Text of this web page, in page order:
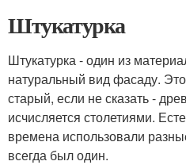
Штукатурка
Штукатурка - один из
натуральный вид фасаду.
старый, если не сказать -
исчисляется столетиями.
времена использовали
всегда был один.